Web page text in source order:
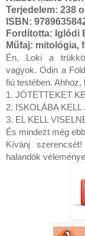
Terjedelem: 238
ISBN:
Fordította: Iglódi
Műfaj: mitológia,
Én, Loki a
vagyok. Odin a
fiú testében.
1. JÓTETTEKET
2. ISKOLÁBA
3. EL KELL
És mindezt még
Kívánj